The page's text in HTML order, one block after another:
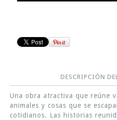
DESCRIPCIÓN
Una obra atractiva que reúne
animales y cosas que se
cotidianos. Las historias